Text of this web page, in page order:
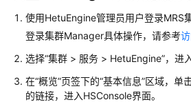
计
费
明
快
使用HetuEngine管理员用户登录MRS
登录集群Manager具体操作，请参考
选择“集群 > 服务 > HetuEngine”，进
在“概览”页签下的“基本信息”区域，单
的链接，进入HSConsole界面。